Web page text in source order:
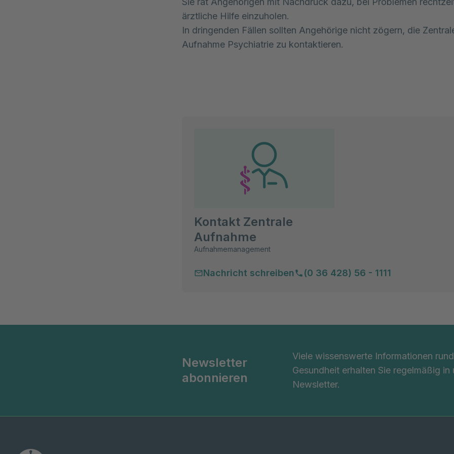
ärztliche Hilfe einzuholen.
In dringenden Fällen sollten Angehörige nicht zögern, die
Aufnahme Psychiatrie zu kontaktieren.
Kontakt Zentrale
Aufnahme
Aufnahmemanagement
Nachricht schreiben (0 36 428) 56 - 1111
Newsletter
abonnieren
Viele wissenswerte Informationen
Gesundheit erhalten Sie regelmäßig
Newsletter.